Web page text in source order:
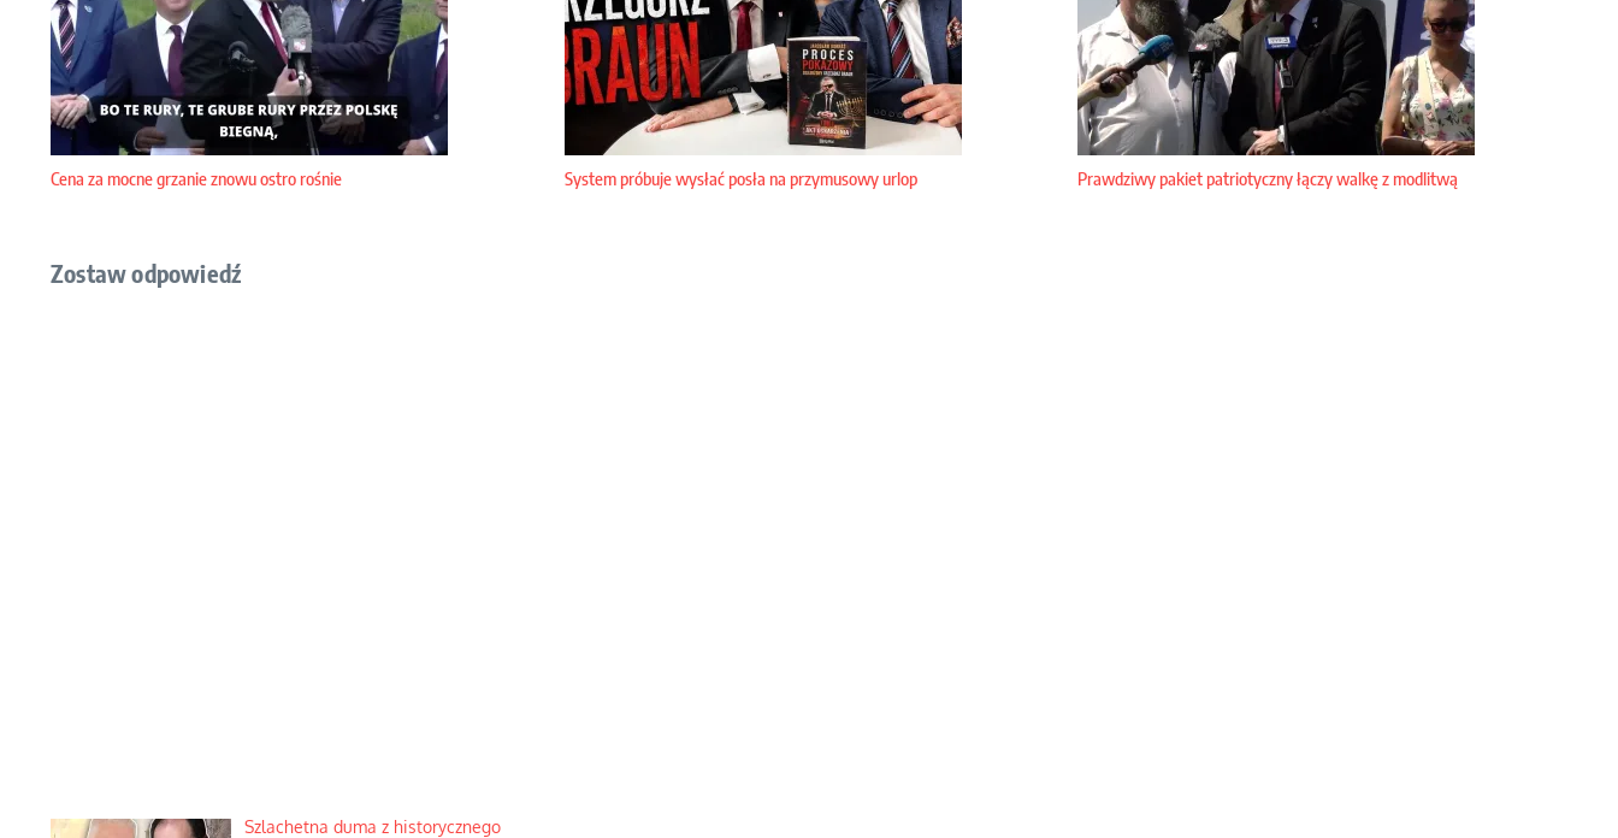
Cena za mocne grzanie znowu ostro rośnie System próbuje wysłać posła na przymusowy urlop Prawdziwy pakiet patriotyczny łączy walkę z modlitwą
Zostaw odpowiedź
Szlachetna duma z historycznego